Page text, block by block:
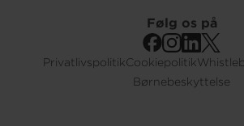
PrivatlivspolitikCookiepolitik
Børnebeskyttelse
Følg os på